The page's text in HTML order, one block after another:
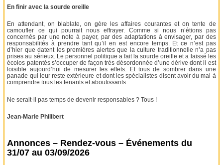
En finir avec la sourde oreille
En attendant, on blablate, on gère les affaires courantes et on tente de
camoufler ce qui pourrait nous effrayer. Comme si nous n’étions pas
concernés par une note à payer, par des adaptations à envisager, par des
responsabilités à prendre tant qu’il en est encore temps. Et ce n’est pas
d’hier que datent les premières alertes que la culture traditionnelle n’a pas
prises au sérieux. Le personnel politique a fait la sourde oreille et a laissé les
écolos patentés s’occuper de façon très désordonnée d’une dérive dont il est
loisible aujourd’hui de mesurer les effets. Et tous de sombrer dans une
panade qui leur reste extérieure et dont les spécialistes disent avoir du mal à
comprendre tous les tenants et aboutissants.
Ne serait-il pas temps de devenir responsables ? Tous !
Jean-Marie Philibert
Annonces – Rendez-vous – Événements du
31/07 au 03/09/2026